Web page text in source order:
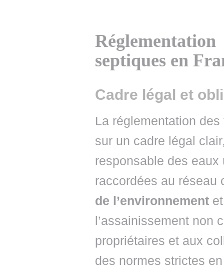
septiques en
Cadre légal et
La réglementation
sur un cadre légal
responsable des
raccordées au réseau
de l’environnement
l’assainissement non
propriétaires et aux
des normes strictes